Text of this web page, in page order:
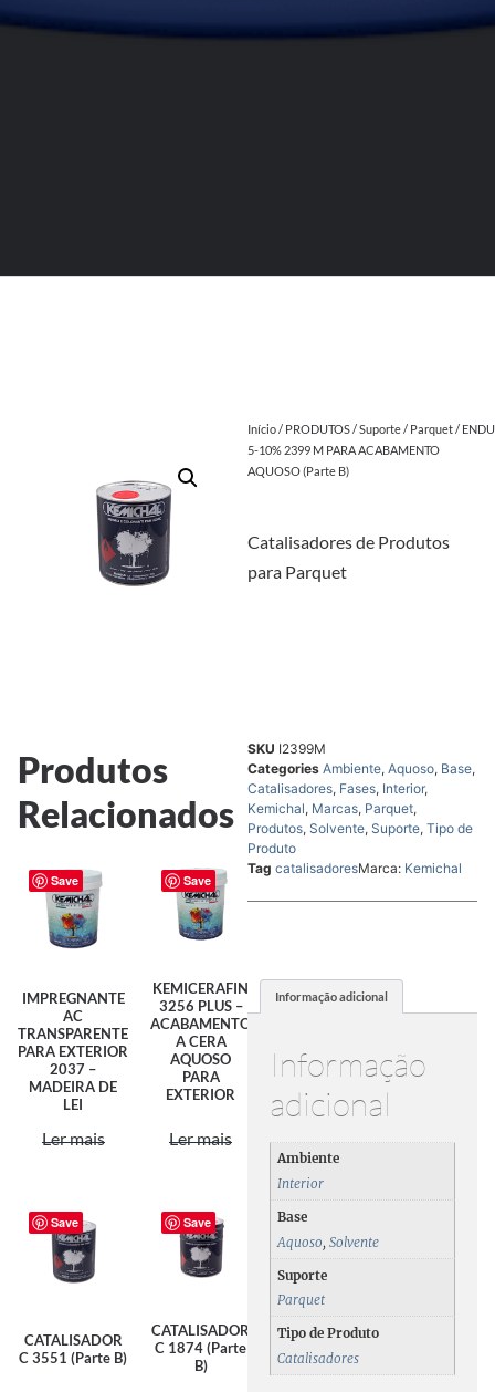
Início/ PRODUTOS/Suporte/ Parquet/
5-10% 2399 M PARA ACABAMENTO
AQUOSO (Parte B)
Catalisadores de Produtos
para Parquet
Produtos
Relacionados
Save
IMPREGNANTE
AC
TRANSPARENTE
PARA EXTERIOR
2037 –
MADEIRA DE
LEI
Ler mais
Save
KEMICERAFIN
3256 PLUS –
ACABAMENTO
A CERA
AQUOSO
PARA
EXTERIOR
Ler mais
Save
CATALISADOR
C 3551 (Parte B)
Save
CATALISADOR
C 1874 (Parte
B)
SKU I2399M
Categories Ambiente, Aquoso, Base,
Catalisadores, Fases, Interior,
Kemichal, Marcas, Parquet,
Produtos, Solvente, Suporte, Tipo de
Produto
Tag catalisadoresMarca: Kemichal
Informação adicional
Informação
adicional
Ambiente
Interior
Base
Aquoso, Solvente
Suporte
Parquet
Tipo de Produto
Catalisadores